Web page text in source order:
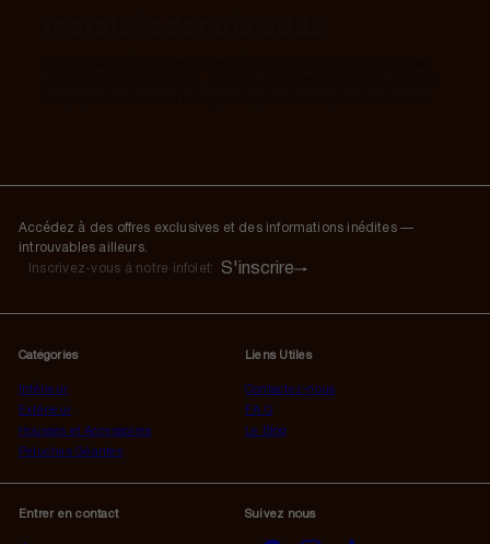
Accédez à des offres exclusives et des informations inédites —
introuvables ailleurs.
S'inscrire
Inscrivez-
notre
S'inscrire
Catégories
Intérieur
Extérieur
Housses et Accessoires
Peluches Géantes
Liens Utiles
Contactez-nous
F.A.Q
Le Blog
Entrer en contact Suivez nous